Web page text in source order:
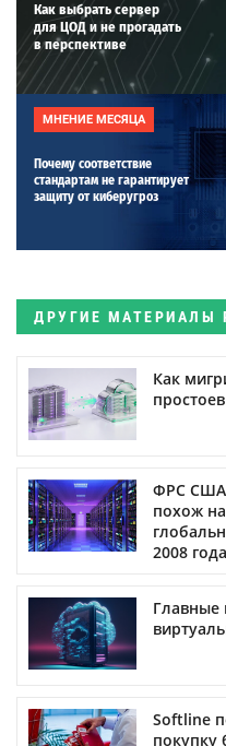
Как выбрать сервер
для ЦОД и не прогадать
в перспективе
МНЕНИЕ МЕСЯЦА
Почему соответствие
стандартам не гарантирует
защиту от киберугроз
ДРУГИЕ МАТЕРИАЛЫ
Как
ФРС
похож
2008 года
Softline
покупку